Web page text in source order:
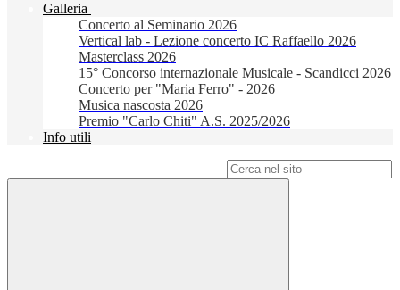
Galleria
Concerto al Seminario 2026
Vertical lab - Lezione concerto IC Raffaello 2026
Masterclass 2026
15° Concorso internazionale Musicale - Scandicci 2026
Concerto per "Maria Ferro" - 2026
Musica nascosta 2026
Premio "Carlo Chiti" A.S. 2025/2026
Info utili